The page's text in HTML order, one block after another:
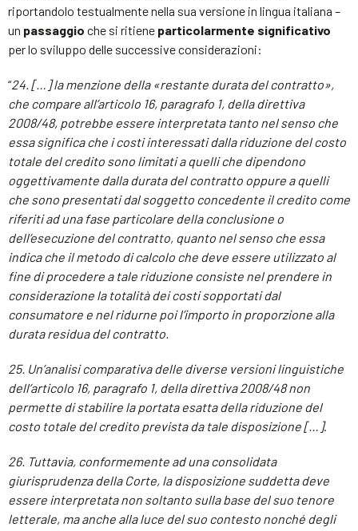
riportandolo testualmente nella sua versione in lingua italiana –
un passaggio che si ritiene particolarmente significativo
per lo sviluppo delle successive considerazioni:
“24. […] la menzione della «restante durata del contratto»,
che compare all’articolo 16, paragrafo 1, della direttiva
2008/48, potrebbe essere interpretata tanto nel senso che
essa significa che i costi interessati dalla riduzione del costo
totale del credito sono limitati a quelli che dipendono
oggettivamente dalla durata del contratto oppure a quelli
che sono presentati dal soggetto concedente il credito come
riferiti ad una fase particolare della conclusione o
dell’esecuzione del contratto, quanto nel senso che essa
indica che il metodo di calcolo che deve essere utilizzato al
fine di procedere a tale riduzione consiste nel prendere in
considerazione la totalità dei costi sopportati dal
consumatore e nel ridurne poi l’importo in proporzione alla
durata residua del contratto.
25. Un’analisi comparativa delle diverse versioni linguistiche
dell’articolo 16, paragrafo 1, della direttiva 2008/48 non
permette di stabilire la portata esatta della riduzione del
costo totale del credito prevista da tale disposizione […].
26. Tuttavia, conformemente ad una consolidata
giurisprudenza della Corte, la disposizione suddetta deve
essere interpretata non soltanto sulla base del suo tenore
letterale, ma anche alla luce del suo contesto nonché degli